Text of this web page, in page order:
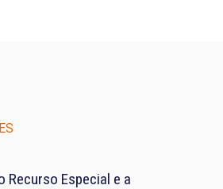
Recurso Especial e a